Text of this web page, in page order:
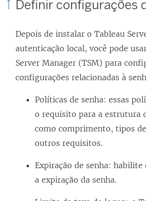
Definir configurações
Depois de instalar o Tableau
autenticação local, você pode
Server Manager (TSM) para
configurações relacionadas à
Políticas de senha: essas
o requisito para a estrutura
como comprimento, tipos
outros requisitos.
Expiração de senha: habilite
a expiração da senha.